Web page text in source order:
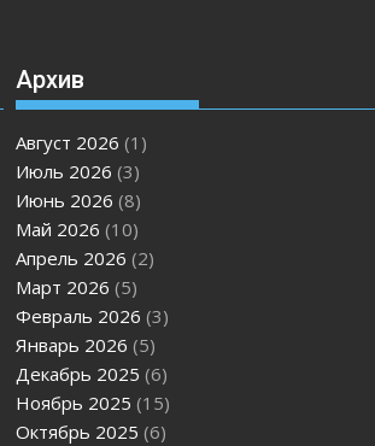
Архив
Август 2026 (1)
Июль 2026 (3)
Июнь 2026 (8)
Май 2026 (10)
Апрель 2026 (2)
Март 2026 (5)
Февраль 2026 (3)
Январь 2026 (5)
Декабрь 2025 (6)
Ноябрь 2025 (15)
Октябрь 2025 (6)